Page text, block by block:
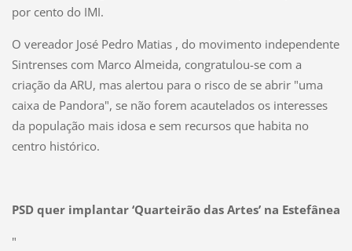
por cento do IMI.
O vereador José Pedro Matias , do movimento independente
Sintrenses com Marco Almeida, congratulou-se com a
criação da ARU, mas alertou para o risco de se abrir "uma
caixa de Pandora", se não forem acautelados os interesses
da população mais idosa e sem recursos que habita no
centro histórico.
PSD quer implantar ‘Quarteirão das Artes’ na Estefânea
"